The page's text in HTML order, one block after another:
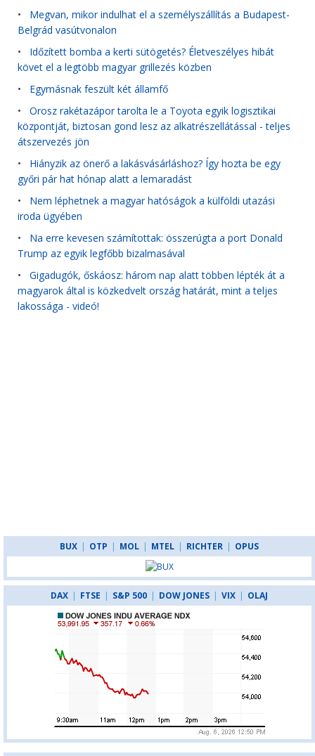
• Megvan, mikor indulhat el a személyszállítás a Budapest-
Belgrád vasútvonalon
• Időzített bomba a kerti sütögetés? Életveszélyes hibát
követ el a legtöbb magyar grillezés közben
• Egymásnak feszült két államfő
• Orosz rakétazápor tarolta le a Toyota egyik logisztikai
központját, biztosan gond lesz az alkatrészellátással - teljes
átszervezés jön
• Hiányzik az önerő a lakásvásárláshoz? Így hozta be egy
győri pár hat hónap alatt a lemaradást
• Nem léphetnek a magyar hatóságok a külföldi utazási
iroda ügyében
• Na erre kevesen számítottak: összerúgta a port Donald
Trump az egyik legfőbb bizalmasával
• Gigadugók, őskáosz: három nap alatt többen lépték át a
magyarok által is közkedvelt ország határát, mint a teljes
lakossága - videó!
BUX | OTP | MOL | MTEL | RICHTER | OPUS
DAX | FTSE | S&P 500 | DOW JONES | VIX | OLAJ